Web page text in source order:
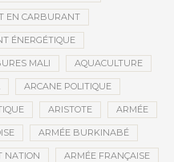
EN CARBURANT
ÉNERGÉTIQUE
MALI AQUACULTURE
ARCANE POLITIQUE
ARISTOTE ARMÉE
ARMÉE BURKINABÉ
NATION ARMÉE FRANÇAISE